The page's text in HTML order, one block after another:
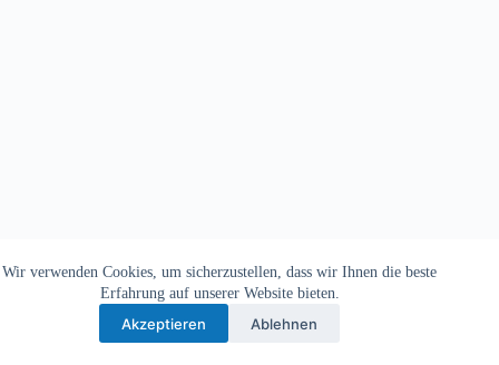
Wir verwenden Cookies, um sicherzustellen, dass wir Ihnen die beste
Erfahrung auf unserer Website bieten.
Akzeptieren Ablehnen
Copyright © 2026 - TV Michelbach 1901 e.V.